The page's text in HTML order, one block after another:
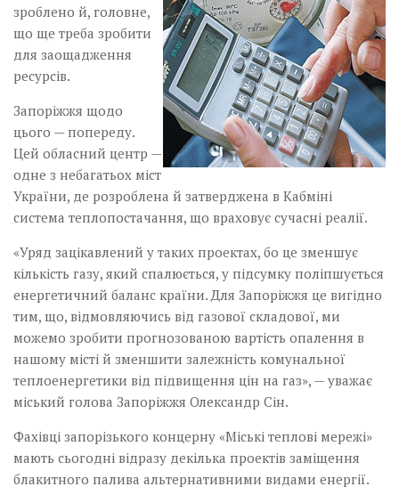
зроблено й, головне,
що ще треба зробити
для заощадження
ресурсів.
Запоріжжя щодо
цього — попереду.
Цей обласний центр —
одне з небагатьох міст
України, де розроблена й затверджена в Кабміні
система теплопостачання, що враховує сучасні реалії.
«Уряд зацікавлений у таких проектах, бо це зменшує
кількість газу, який спалюється, у підсумку поліпшується
енергетичний баланс країни. Для Запоріжжя це вигідно
тим, що, відмовляючись від газової складової, ми
можемо зробити прогнозованою вартість опалення в
нашому місті й зменшити залежність комунальної
теплоенергетики від підвищення цін на газ», — уважає
міський голова Запоріжжя Олександр Сін.
Фахівці запорізького концерну «Міські теплові мережі»
мають сьогодні відразу декілька проектів заміщення
блакитного палива альтернативними видами енергії.­